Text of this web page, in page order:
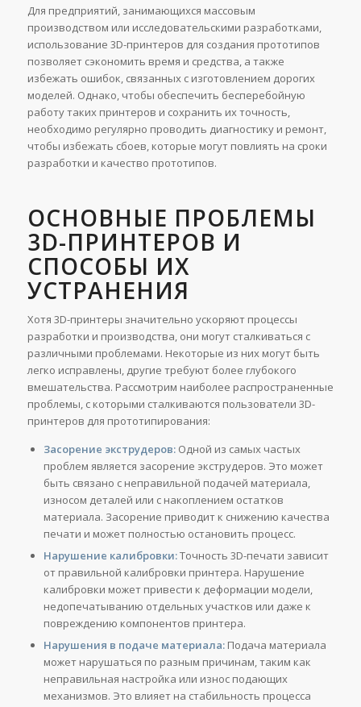
Для предприятий, занимающихся массовым
производством или исследовательскими разработками,
использование 3D-принтеров для создания прототипов
позволяет сэкономить время и средства, а также
избежать ошибок, связанных с изготовлением дорогих
моделей. Однако, чтобы обеспечить бесперебойную
работу таких принтеров и сохранить их точность,
необходимо регулярно проводить диагностику и ремонт,
чтобы избежать сбоев, которые могут повлиять на сроки
разработки и качество прототипов.
ОСНОВНЫЕ ПРОБЛЕМЫ
3D-ПРИНТЕРОВ И
СПОСОБЫ ИХ
УСТРАНЕНИЯ
Хотя 3D-принтеры значительно ускоряют процессы
разработки и производства, они могут сталкиваться с
различными проблемами. Некоторые из них могут быть
легко исправлены, другие требуют более глубокого
вмешательства. Рассмотрим наиболее распространенные
проблемы, с которыми сталкиваются пользователи 3D-
принтеров для прототипирования:
Засорение экструдеров:Одной из самых частых
проблем является засорение экструдеров. Это может
быть связано с неправильной подачей материала,
износом деталей или с накоплением остатков
материала. Засорение приводит к снижению качества
печати и может полностью остановить процесс.
Нарушение калибровки:Точность 3D-печати зависит
от правильной калибровки принтера. Нарушение
калибровки может привести к деформации модели,
недопечатыванию отдельных участков или даже к
повреждению компонентов принтера.
Нарушения в подаче материала:Подача материала
может нарушаться по разным причинам, таким как
неправильная настройка или износ подающих
механизмов. Это влияет на стабильность процесса